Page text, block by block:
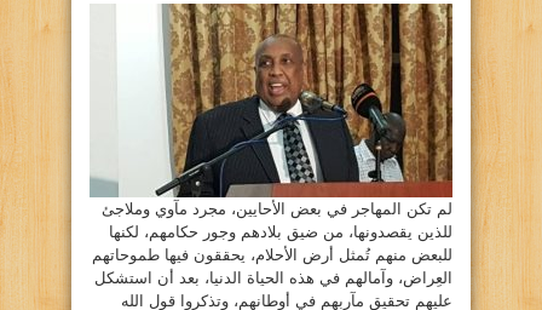
لم تكن المهاجر في بعض الأحايين، مجرد مآوي وملاجئ
للذين يقصدونها، من ضيق بلادهم وجور حكامهم، لكنها
للبعض منهم تُمثل أرض الأحلام، يحققون فيها طموحاتهم
العِراض، وآمالهم في هذه الحياة الدنيا، بعد أن استشكل
عليهم تحقيق مآربهم في أوطانهم، وتذكروا قول الله